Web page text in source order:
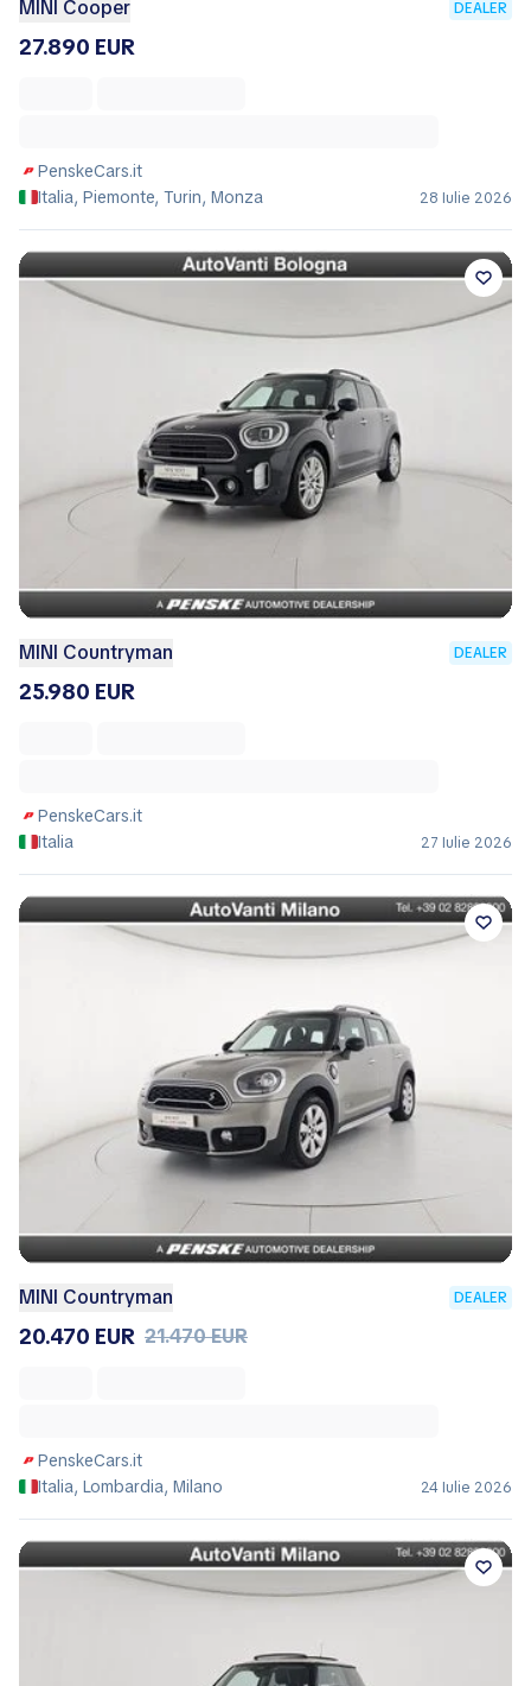
MINI Cooper DEALER
27.890 EUR
PenskeCars.it
Italia, Piemonte, Turin, Monza
28 Iulie 2026
MINI Countryman DEALER
25.980 EUR
PenskeCars.it
Italia
27 Iulie 2026
MINI Countryman DEALER
20.470 EUR 21.470 EUR
PenskeCars.it
Italia, Lombardia, Milano
24 Iulie 2026